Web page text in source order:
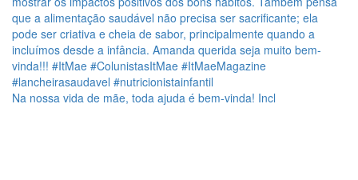
Na nossa vida de mãe, toda ajuda é bem-vinda! Incl